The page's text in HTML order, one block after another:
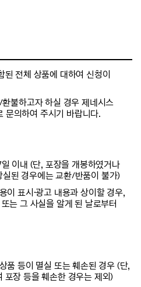
된 전체 상품에 대하여 신청이
불하고자 하실 경우 제네시스
문의하여 주시기 바랍니다.
이내 (단, 포장을 개봉하였거나
된 경우에는 교환/반품이 불가)
이 표시·광고 내용과 상이할 경우,
는 그 사실을 알게 된 날로부터
품 등이 멸실 또는 훼손된 경우 (단,
포장 등을 훼손한 경우는 제외)